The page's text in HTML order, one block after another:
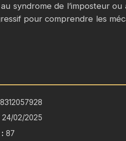
syndrome de l’imposteur
pour comprendre les
irréalistes.
limitantes
confiance et arrogance
24/02/2025
87